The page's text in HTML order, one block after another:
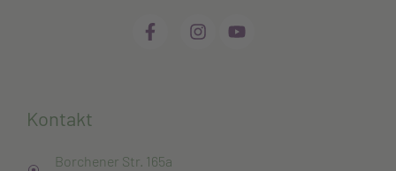
Kontakt
Borchener Str. 165a